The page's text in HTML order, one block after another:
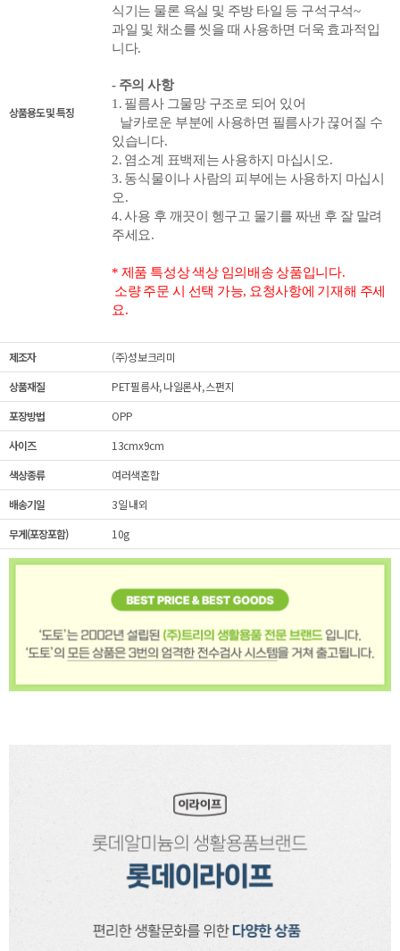
상품용도 및 특징
식기는 물론 욕실 및 주방 타일 등 구석구석~
과일 및 채소를 씻을 때 사용하면 더욱 효과적입
니다.
- 주의 사항
1. 필름사 그물망 구조로 되어 있어
날카로운 부분에 사용하면 필름사가 끊어질 수
있습니다.
2. 염소계 표백제는 사용하지 마십시오.
3. 동식물이나 사람의 피부에는 사용하지 마십시
오.
4. 사용 후 깨끗이 헹구고 물기를 짜낸 후 잘 말려
주세요.
* 제품 특성상 색상 임의배송 상품입니다.
소량 주문 시 선택 가능, 요청사항에 기재해 주세
요.
제조자
(주)성보크리미
상품재질
PET필름사, 나일론사, 스펀지
포장방법
OPP
사이즈
13cmx9cm
색상종류
여러색혼합
배송기일
3일 내외
무게(포장포함)
10g